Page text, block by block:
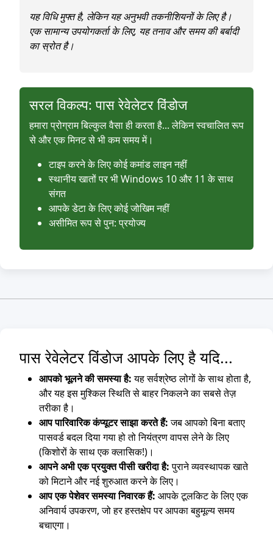
यह विधि मुफ्त है, लेकिन यह अनुभवी तकनीशियनों के लिए है।
एक सामान्य उपयोगकर्ता के लिए, यह तनाव और समय की बर्बादी
का स्रोत है।
सरल विकल्प: पास रेवेलेटर विंडोज
हमारा प्रोग्राम बिल्कुल वैसा ही करता है... लेकिन स्वचालित रूप
से और एक मिनट से भी कम समय में।
टाइप करने के लिए कोई कमांड लाइन नहीं
स्थानीय खातों पर भी Windows 10 और 11 के साथ
संगत
आपके डेटा के लिए कोई जोखिम नहीं
असीमित रूप से पुन: प्रयोज्य
पास रेवेलेटर विंडोज आपके लिए है यदि...
आपको भूलने की समस्या है:यह सर्वश्रेष्ठ लोगों के साथ होता है,
और यह इस मुश्किल स्थिति से बाहर निकलने का सबसे तेज़
तरीका है।
आप पारिवारिक कंप्यूटर साझा करते हैं:जब आपको बिना बताए
पासवर्ड बदल दिया गया हो तो नियंत्रण वापस लेने के लिए
(किशोरों के साथ एक क्लासिक!)।
आपने अभी एक प्रयुक्त पीसी खरीदा है:पुराने व्यवस्थापक खाते
को मिटाने और नई शुरुआत करने के लिए।
आप एक पेशेवर समस्या निवारक हैं: आपके टूलकिट के लिए एक
अनिवार्य उपकरण, जो हर हस्तक्षेप पर आपका बहुमूल्य समय
बचाएगा।